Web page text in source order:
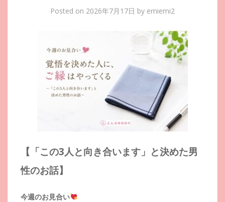
Posted on 2026年7月17日 by emiemi2
【「この3人と向き合います」と決めた男
性のお話】
今週のお見合い